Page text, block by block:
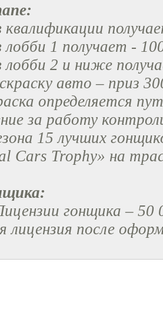
квалификации
лобби 1 получает -
лобби 2 и ниже
авто – приз
определяется
за работу
15 лучших
Cars Trophy» на
гонщика – 50
лицензия после